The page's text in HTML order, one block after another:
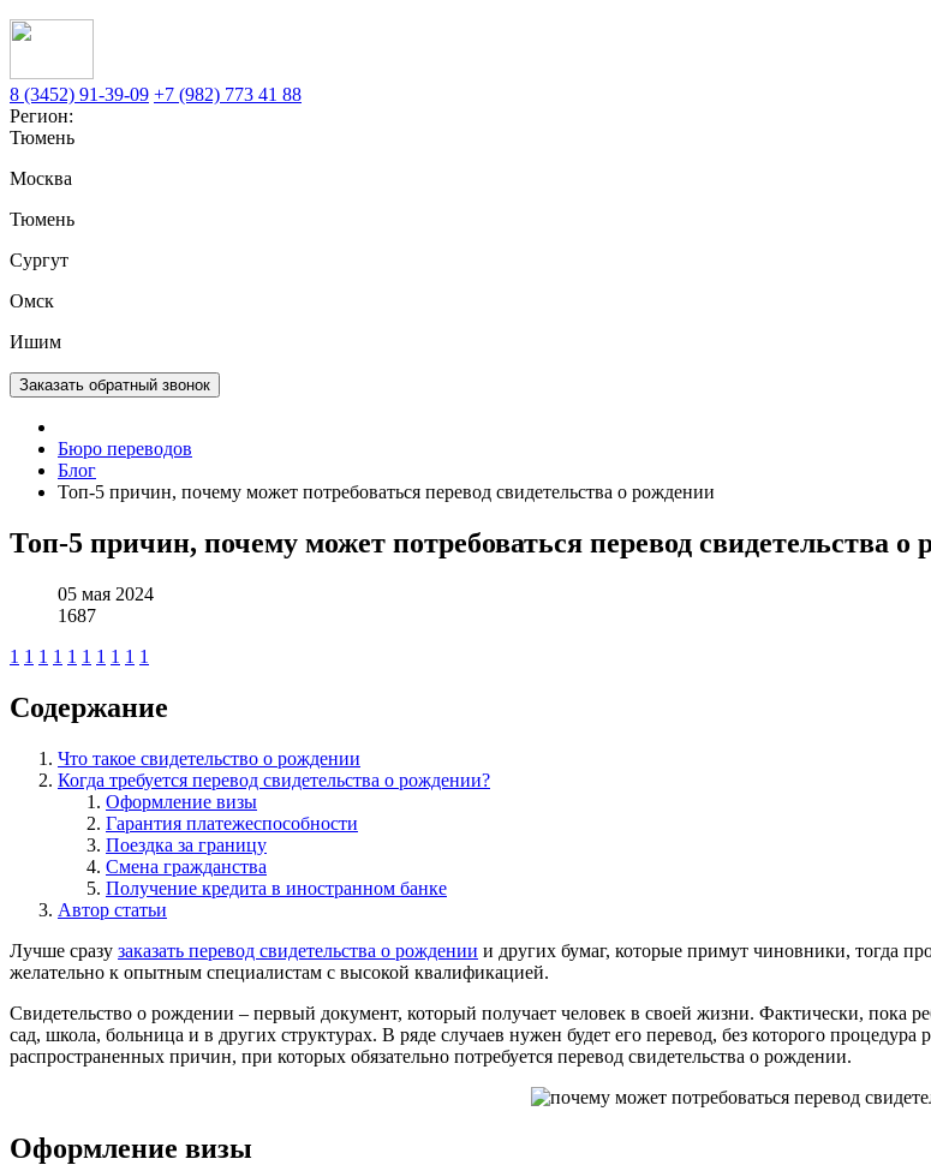
8 (3452) 91-39-09 +7 (982) 773 41 88
Регион:
Тюмень
Москва
Тюмень
Сургут
Омск
Ишим
Заказать обратный звонок
Бюро переводов
Блог
Топ-5 причин, почему может потребоваться перевод свидетельства о рождении
Топ-5 причин, почему может потребоваться перевод свидетельства о
05 мая 2024
1687
1 1 1 1 1 1 1 1 1 1
Содержание
Что такое свидетельство о рождении
Когда требуется перевод свидетельства о рождении?
Оформление визы
Гарантия платежеспособности
Поездка за границу
Смена гражданства
Получение кредита в иностранном банке
Автор статьи
Лучше сразу заказать перевод свидетельства о рождении и других бумаг, которые примут чиновники, тогда
желательно к опытным специалистам с высокой квалификацией.
Свидетельство о рождении – первый документ, который получает человек в своей жизни. Фактически, пока
сад, школа, больница и в других структурах. В ряде случаев нужен будет его перевод, без которого
распространенных причин, при которых обязательно потребуется перевод свидетельства о рождении.
Оформление визы